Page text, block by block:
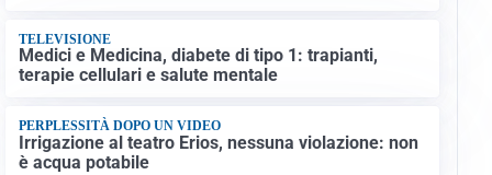
TELEVISIONE
Medici e Medicina, diabete di tipo 1: trapianti,
terapie cellulari e salute mentale
PERPLESSITÀ DOPO UN VIDEO
Irrigazione al teatro Erios, nessuna violazione: non
è acqua potabile